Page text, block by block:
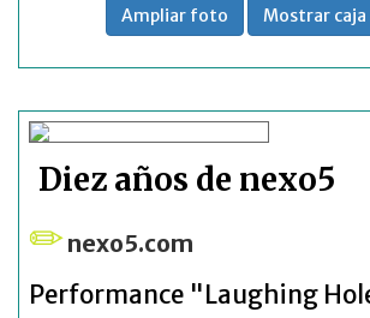
Ampliar foto Mostrar caja
Diez años de nexo5
nexo5.com
Performance "Laughing